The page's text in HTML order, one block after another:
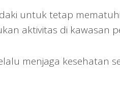
untuk tetap
aktivitas di kawasan
menjaga kesehatan